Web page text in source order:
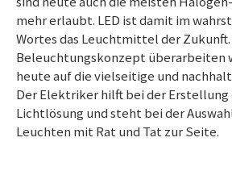
mehr erlaubt. LED ist damit im
Wortes das Leuchtmittel der Zukunft.
Beleuchtungskonzept überarbeiten
heute auf die vielseitige und
Der Elektriker hilft bei der
Lichtlösung und steht bei der
Leuchten mit Rat und Tat zur Seite.